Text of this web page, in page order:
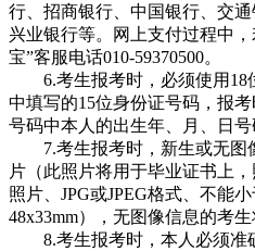
行、招商银行、中国银行、交
兴业银行等。网上支付过程中
宝”客服电话010-59370500。
6.考生报考时，必须使用18
中填写的15位身份证号码，报
号码中本人的出生年、月、日号
7.考生报考时，新生或无图
片（此照片将用于毕业证书上
照片、JPG或JPEG格式、不能
48x33mm），无图像信息的考
8.考生报考时，本人必须准